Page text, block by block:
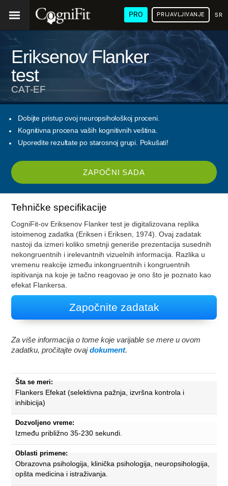
PRO PRIJAVLJIVANJE
Eriksenov Flanker
test
CAT-EF
Dobijte pristup ovoj neuropsihološkoj proceni.
Kognitivna procena vaših kognitivnih veština.
Uporedite rezultate po starosnoj grupi. Pokušati!
ZAPOČNI SADA
Tehničke specifikacije
CogniFit-ov Eriksenov Flanker test je digitalizovana replika
istoimenog zadatka (Eriksen i Eriksen, 1974). Ovaj zadatak
nastoji da izmeri koliko smetnji generiše prezentacija susednih
nekongruentnih i irelevantnih vizuelnih informacija. Razlika u
vremenu reakcije između inkongruentnih i kongruentnih
ispitivanja na koje je tačno reagovao je ono što je poznato kao
efekat Flankersa.
Započnite zadatak
Za više informacija o tome koje varijable se mere u ovom
zadatku, pročitajte ovajdokument.
Šta se meri:
Flankers Efekat (selektivna pažnja, izvršna kontrola i
inhibicija)
Dozvoljeno vreme:
Između približno 35-230 sekundi.
Oblasti primene:
Obrazovna psihologija, klinička psihologija, neuropsihologija,
opšta medicina i istraživanja.